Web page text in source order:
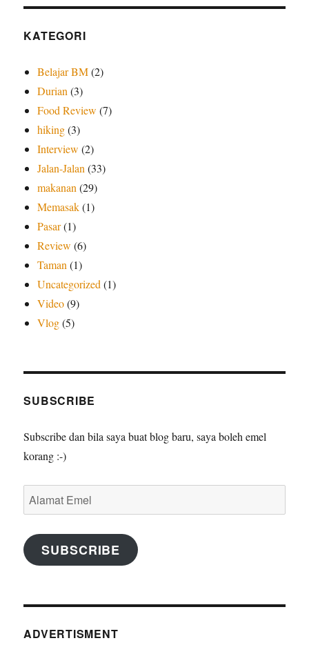
KATEGORI
Belajar BM(2)
Durian(3)
Food Review (7)
hiking(3)
Interview (2)
Jalan-Jalan(33)
makanan(29)
Memasak(1)
Pasar(1)
Review (6)
Taman(1)
Uncategorized(1)
Video(9)
Vlog(5)
SUBSCRIBE
Subscribe dan bila saya buat blog baru, saya boleh emel
korang :-)
Alamat
Emel
SUBSCRIBE
ADVERTISMENT